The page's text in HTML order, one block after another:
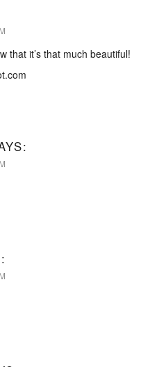
that it’s that much beautiful!